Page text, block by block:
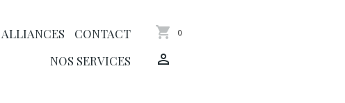
ALLIANCES
CONTACT
NOS SERVICES
0